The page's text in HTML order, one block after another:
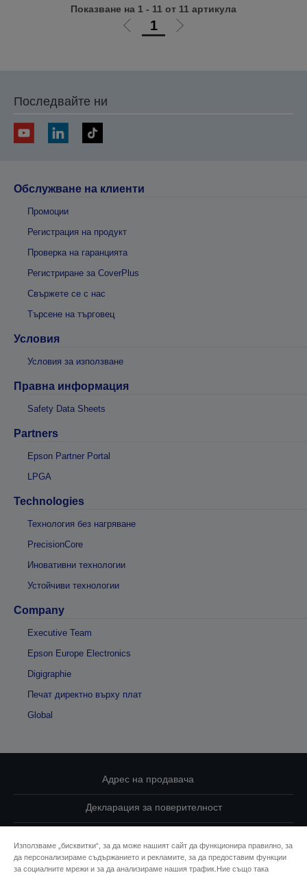
Отиди
1
Отиди
Показване на 1 - 11 от 11 артикула
Последвайте ни
Обслужване на клиенти
Промоции
Регистрация на продукт
Проверка на гаранцията
Регистриране за CoverPlus
Свържете се с нас
Търсене на търговец
Условия
Условия за използване
Правна информация
Safety Data Sheets
Partners
Epson Partner Portal
LPGA
Technologies
Технология без нагряване
PrecisionCore
Иновативни технологии
Устойчиви технологии
Company
Executive Team
Epson Europe Electronics
Digigraphie
Печат директно върху плат
Global
Адрес на продавача
Декларация за поверителност
Свържете се с нас за Вашите данни
Използваме „бисквитки“, за да може нашият сайт да функционира правилно, за
да персонализираме съдържанието и рекламите, за да предоставим функции
за социалните мрежи и за да анализираме нашия трафик.Ние също така